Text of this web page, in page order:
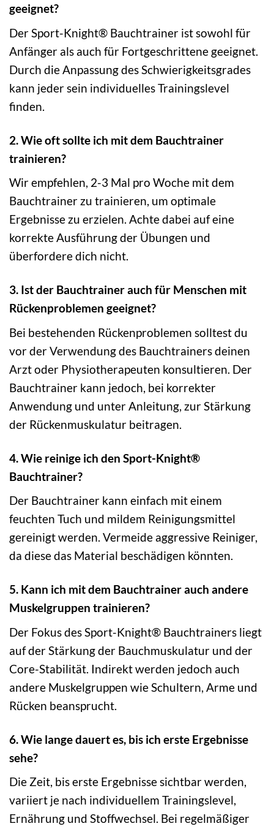
geeignet?
Der Sport-Knight® Bauchtrainer ist sowohl für
Anfänger als auch für Fortgeschrittene geeignet.
Durch die Anpassung des Schwierigkeitsgrades
kann jeder sein individuelles Trainingslevel
finden.
2. Wie oft sollte ich mit dem Bauchtrainer
trainieren?
Wir empfehlen, 2-3 Mal pro Woche mit dem
Bauchtrainer zu trainieren, um optimale
Ergebnisse zu erzielen. Achte dabei auf eine
korrekte Ausführung der Übungen und
überfordere dich nicht.
3. Ist der Bauchtrainer auch für Menschen mit
Rückenproblemen geeignet?
Bei bestehenden Rückenproblemen solltest du
vor der Verwendung des Bauchtrainers deinen
Arzt oder Physiotherapeuten konsultieren. Der
Bauchtrainer kann jedoch, bei korrekter
Anwendung und unter Anleitung, zur Stärkung
der Rückenmuskulatur beitragen.
4. Wie reinige ich den Sport-Knight®
Bauchtrainer?
Der Bauchtrainer kann einfach mit einem
feuchten Tuch und mildem Reinigungsmittel
gereinigt werden. Vermeide aggressive Reiniger,
da diese das Material beschädigen könnten.
5. Kann ich mit dem Bauchtrainer auch andere
Muskelgruppen trainieren?
Der Fokus des Sport-Knight® Bauchtrainers liegt
auf der Stärkung der Bauchmuskulatur und der
Core-Stabilität. Indirekt werden jedoch auch
andere Muskelgruppen wie Schultern, Arme und
Rücken beansprucht.
6. Wie lange dauert es, bis ich erste Ergebnisse
sehe?
Die Zeit, bis erste Ergebnisse sichtbar werden,
variiert je nach individuellem Trainingslevel,
Ernährung und Stoffwechsel. Bei regelmäßiger